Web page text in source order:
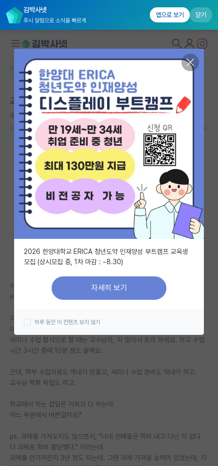
김박사넷
푸시 알림으로 소식을 빠르게
앱으로 보기 닫기
대학원생 모집
국내대학원 정보
연구실&오픈랩
커뮤니티
커뮤니티 홈
전체글보기
베스트 게시판
IF 명예의전당
자유 게시판(아무개랩)
미국 유학 게시판
미국 대학원 합격 후기 게시판
대학원생 모집 게시판
연구실(PI) 홍보 게시판
석박사 채용 정보 게시판
임용 정보 게시판
취업 게시판
임용 후기 게시판
PI 전용 게시판
커뮤니티 홈 자유 게시판(아무개랩)
교수가 정말 바쁜 직업인가요?
순수한 레프 톨스토이
2026.05.10 24 24515
저희 교수님은 말이죠.
바빠보이진 않아요. 바쁜 척 하는 거 같아요.
과제를 가져오지도 않고,
대학원 수업도 학부 수업에서 사용하는 자료를 그대로 가져올 떄도 있고
세미나 수업 형식으로 할 떄는 교수님이, 자 알아서 토의 하세요. 하고 수업
시간 3시간 중에 10분 정도 말해요.
근데, 학부 수업자료도 막내가 만들고, 세미나 수업 준비도 막내가 하고.
교수님 학회 픽업도 하고.
학교에서 하는 잡일은 저희가 다 하는데.
어느 부분에서 바쁜걸까요?
ps. 과제를 가져오지도 않으면서, "너네 선배들은 학비 내고 다닌 적 없다.
다 과제로 학비 충당했다." 이러는데
과제를 안가져온지 3년 정도 되는데. 그떈 과제 가져올 능력이 있었는데, 지
2026 한양대학교 ERICA 청년도약 인재양성 부트캠프 교육생
모집 (상시모집 중, 1차 마감 : ~8.30)
자세히 보기
하루 동안 이 컨텐츠 보지 않기